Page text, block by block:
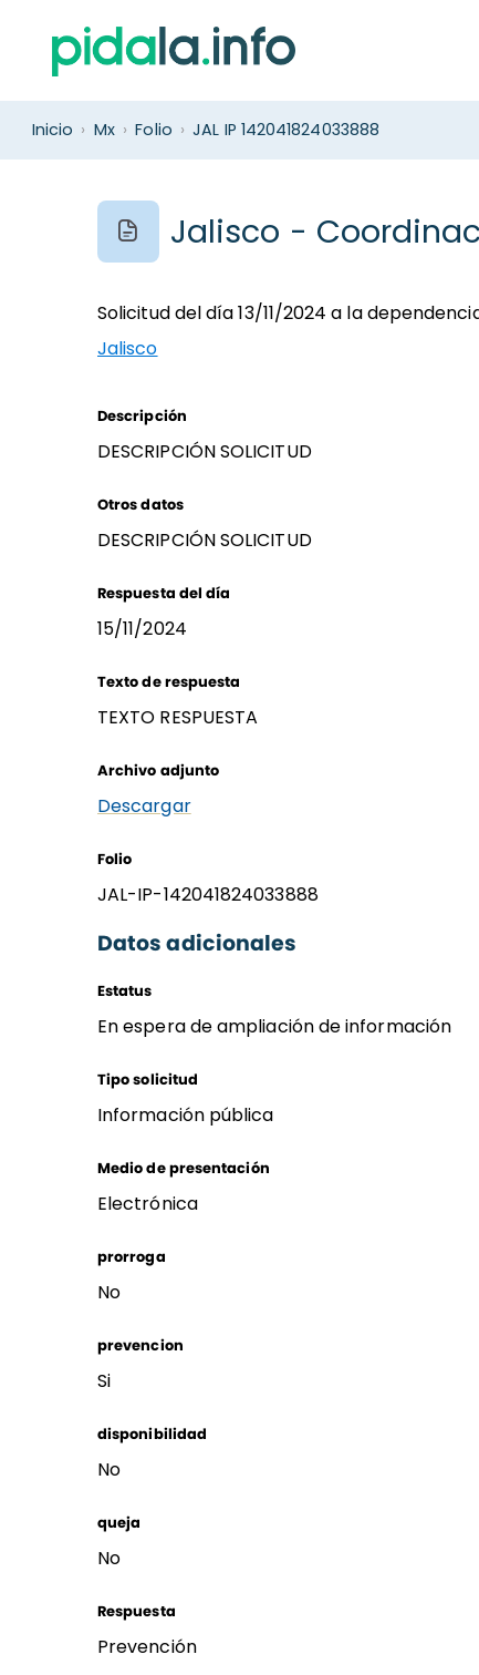
Inicio › Mx › Folio › JAL IP 142041824033888
Jalisco -
Solicitud del día 13/11/2024 a la
Jalisco
Descripción
DESCRIPCIÓN SOLICITUD
Otros datos
DESCRIPCIÓN SOLICITUD
Respuesta del día
15/11/2024
Texto de respuesta
TEXTO RESPUESTA
Archivo adjunto
Descargar
Folio
JAL-IP-142041824033888
Datos adicionales
Estatus
En espera de ampliación de información
Tipo solicitud
Información pública
Medio de presentación
Electrónica
prorroga
No
prevencion
Si
disponibilidad
No
queja
No
Respuesta
Prevención